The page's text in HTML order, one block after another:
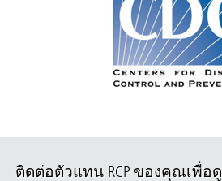
ติดต่อตัวแทน RCP ของคุณเพื่อ